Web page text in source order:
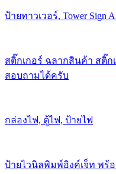
ป้ายทาวเวอร์, Tower Sign
สติ๊กเกอร์ ฉลากสินค้า สติ๊
สอบถามได้ครับ
กล่องไฟ, ตู้ไฟ, ป้ายไฟ
ป้ายไวนิลพิมพ์อิงค์เจ็ท พร้